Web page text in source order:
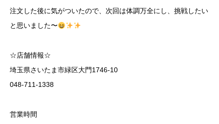
注文した後に気がついたので、次回は体調万全にし、挑戦したい
と思いました〜
☆店舗情報☆
埼玉県さいたま市緑区大門1746-10
048-711-1338
営業時間